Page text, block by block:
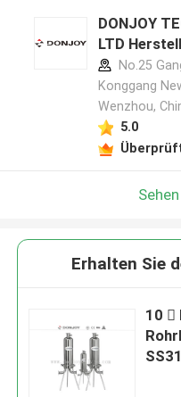
DONJOY
LTD
No.25
Konggang
Wenzhou,
5.0
Erhalten Sie
10 